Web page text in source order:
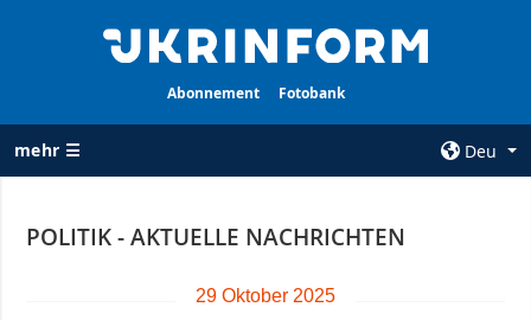
Abonnement Fotobank
mehr ☰
Deu
Über uns
POLITIK - AKTUELLE NACHRICHTEN
29 Oktober 2025